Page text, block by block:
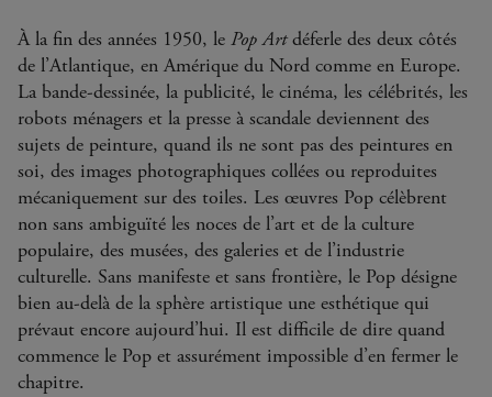
À la fin des années 1950, le Pop Artdéferle des deux côtés
de l’Atlantique, en Amérique du Nord comme en Europe.
La bande-dessinée, la publicité, le cinéma, les célébrités, les
robots ménagers et la presse à scandale deviennent des
sujets de peinture, quand ils ne sont pas des peintures en
soi, des images photographiques collées ou reproduites
mécaniquement sur des toiles. Les œuvres Pop célèbrent
non sans ambiguïté les noces de l’art et de la culture
populaire, des musées, des galeries et de l’industrie
culturelle. Sans manifeste et sans frontière, le Pop désigne
bien au-delà de la sphère artistique une esthétique qui
prévaut encore aujourd’hui. Il est difficile de dire quand
commence le Pop et assurément impossible d’en fermer le
chapitre.